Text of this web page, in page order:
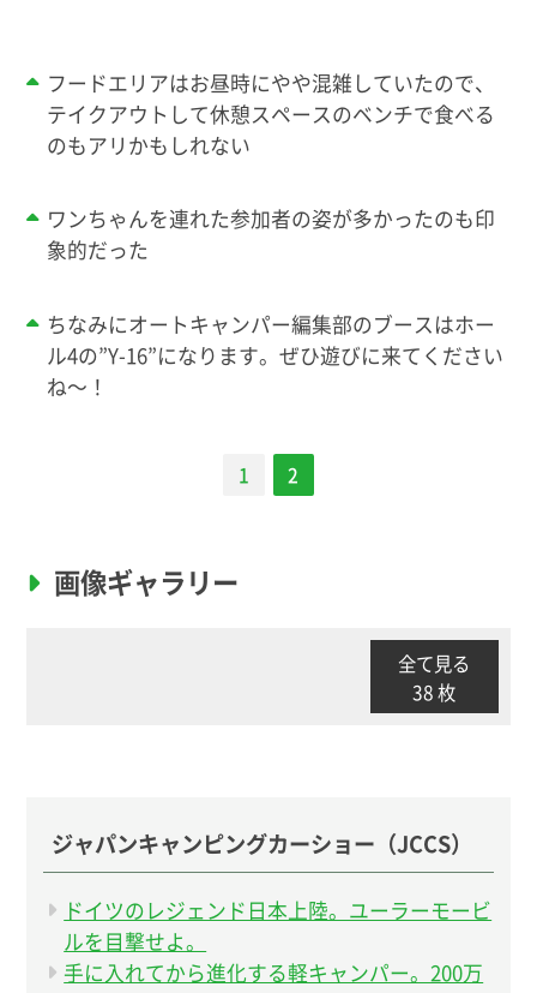
フードエリアはお昼時にやや混雑していたので、
テイクアウトして休憩スペースのベンチで食べる
のもアリかもしれない
ワンちゃんを連れた参加者の姿が多かったのも印
象的だった
ちなみにオートキャンパー編集部のブースはホー
ル4の”Y-16”になります。ぜひ遊びに来てください
ね～！
1 2
画像ギャラリー
全て見る
38 枚
ジャパンキャンピングカーショー（JCCS）
ドイツのレジェンド日本上陸。ユーラーモービ
ルを目撃せよ。
手に入れてから進化する軽キャンパー。200万